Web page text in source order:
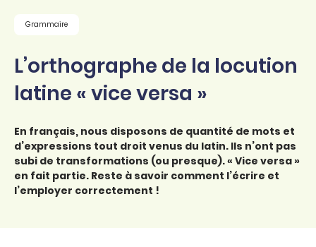
Grammaire
L’orthographe de la locution
latine « vice versa »
En français, nous disposons de quantité de mots et
d’expressions tout droit venus du latin. Ils n’ont pas
subi de transformations (ou presque). « Vice versa »
en fait partie. Reste à savoir comment l’écrire et
l’employer correctement !